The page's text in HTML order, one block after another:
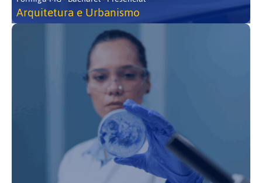
Arquitetura e Urbanismo